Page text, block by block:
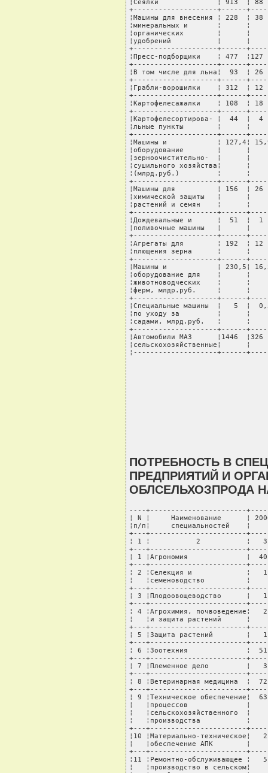
¦Сеялки              ¦ 913  ¦ 88
+--------------------+------
¦Машины для внесения ¦ 228
¦минеральных и       ¦
¦органических        ¦
¦удобрений           ¦
+--------------------+------
¦Пресс-подборщики    ¦ 477
+--------------------+------
¦В том числе для льна¦  93  ¦
+--------------------+------
¦Грабли-ворошилки    ¦ 312  ¦
+--------------------+------
¦Картофелесажалки    ¦ 108
+--------------------+------
¦Картофелесортирова- ¦  44
¦льные пункты        ¦
+--------------------+------
¦Машины и            ¦ 127,4¦
¦оборудование        ¦
¦зерноочистительно-  ¦
¦сушильного хозяйства¦
¦(млрд.руб.)         ¦      ¦
+--------------------+------
¦Машины для          ¦ 156  ¦
¦химической защиты   ¦
¦растений и семян    ¦
+--------------------+------
¦Дождевальные и      ¦  51  ¦
¦поливочные машины   ¦
+--------------------+------
¦Агрегаты для        ¦ 192  ¦
¦плющения зерна      ¦
+--------------------+------
¦Машины и            ¦ 230,5¦
¦оборудование для    ¦
¦животноводческих    ¦
¦ферм, млдр.руб.     ¦
+--------------------+------
¦Специальные машины  ¦   5
¦по уходу за         ¦
¦садами, млрд.руб.   ¦
+--------------------+------
¦Автомобили МАЗ      ¦1446
¦сельскохозяйственные¦
¦--------------------+------
ПОТРЕБНОСТЬ В
ПРЕДПРИЯТИЙ И
ОБЛСЕЛЬХОЗПРОДА
----+-----------------------
¦ N ¦     Наименование      ¦
¦п/п¦     специальностей
+---+-----------------------
¦ 1 ¦           2           ¦   3
+---+-----------------------
¦ 1 ¦Агрономия              ¦
+---+-----------------------
¦ 2 ¦Селекция и             ¦
¦   ¦семеноводство
+---+-----------------------
¦ 3 ¦Плодоовощеводство
+---+-----------------------
¦ 4 ¦Агрохимия,
¦   ¦и защита растений
+---+-----------------------
¦ 5 ¦Защита растений
+---+-----------------------
¦ 6 ¦Зоотехния              ¦
+---+-----------------------
¦ 7 ¦Племенное дело
+---+-----------------------
¦ 8 ¦Ветеринарная медицина
+---+-----------------------
¦ 9 ¦Техническое
¦   ¦процессов
¦
¦   ¦производства
+---+-----------------------
¦10 ¦Материально-
¦   ¦обеспечение АПК
+---+-----------------------
¦11 ¦Ремонтно-
¦   ¦производство в